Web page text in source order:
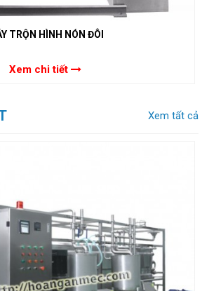
TRỘN HÌNH NÓN ĐÔI
Xem chi tiết
Xem tất cả